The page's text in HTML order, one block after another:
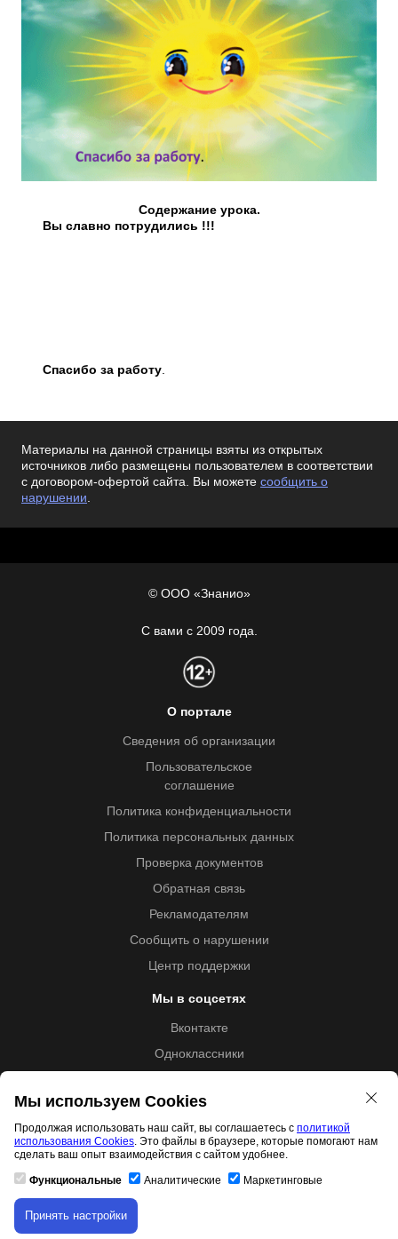
Содержание урока.
Вы славно потрудились !!!
Спасибо за работу
Материалы на данной страницы взяты из открытых
источников либо размещены пользователем в соответствии
с договором-офертой сайта. Вы можете сообщить о
нарушении.
Скачивание материала доступно только для
авторизованных пользователей.
© ООО «Знанио»
С вами с 2009 года.
О портале
Сведения об организации
Пользовательское
соглашение
Политика конфиденциальности
Политика персональных данных
Проверка документов
Обратная связь
Рекламодателям
Сообщить о нарушении
Центр поддержки
Мы в соцсетях
Вконтакте
Одноклассники
Образовательная лицензия №5257 от 09.09.2020 (Л035-
01253-67/00192487)
Свидетельство правообладателя товарного знака 11.01.2017
Мы используем Cookies
Продолжая использовать наш сайт, вы соглашаетесь с политикой
использования Cookies. Это файлы в браузере, которые помогают нам
сделать ваш опыт взаимодействия с сайтом удобнее.
Функциональные Аналитические Маркетинговые
Принять настройки